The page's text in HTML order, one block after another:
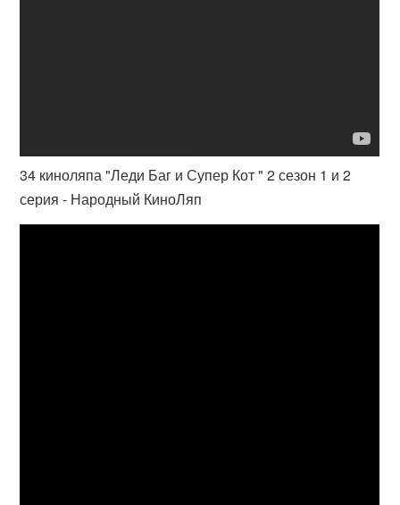
34 киноляпа "Леди Баг и Супер Кот " 2 сезон 1 и 2
серия - Народный КиноЛяп